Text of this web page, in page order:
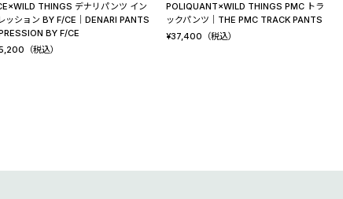
THINGS デナリパンツ イン
ッション BY F/CE│DENARI PANTS
BY F/CE
（税込）
POLIQUANT×WILD THINGS PMC トラ
ックパンツ│THE PMC TRACK PANTS
¥37,400 （税込）